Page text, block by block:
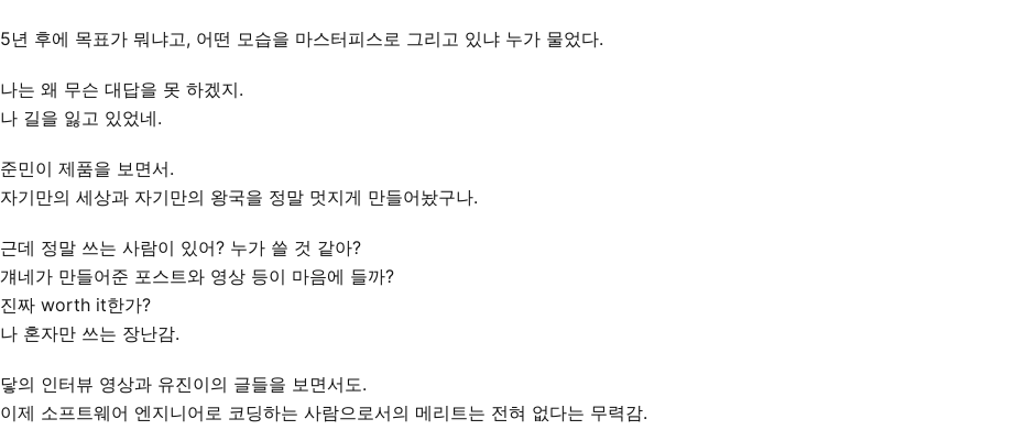
5년 후에 목표가 뭐냐고, 어떤 모습을 마스터피스로 그리고 있냐 누가 물었다.
나는 왜 무슨 대답을 못 하겠지.
나 길을 잃고 있었네.
준민이 제품을 보면서.
자기만의 세상과 자기만의 왕국을 정말 멋지게 만들어놨구나.
근데 정말 쓰는 사람이 있어? 누가 쓸 것 같아?
걔네가 만들어준 포스트와 영상 등이 마음에 들까?
진짜 worth it한가?
나 혼자만 쓰는 장난감.
닿의 인터뷰 영상과 유진이의 글들을 보면서도.
이제 소프트웨어 엔지니어로 코딩하는 사람으로서의 메리트는 전혀 없다는 무력감.